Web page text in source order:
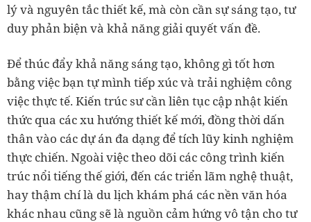
lý và nguyên tắc thiết kế, mà còn cần sự sáng tạo, tư
duy phản biện và khả năng giải quyết vấn đề.
Để thúc đẩy khả năng sáng tạo, không gì tốt hơn
bằng việc bạn tự mình tiếp xúc và trải nghiệm công
việc thực tế. Kiến trúc sư cần liên tục cập nhật kiến
thức qua các xu hướng thiết kế mới, đồng thời dấn
thân vào các dự án đa dạng để tích lũy kinh nghiệm
thực chiến. Ngoài việc theo dõi các công trình kiến
trúc nổi tiếng thế giới, đến các triển lãm nghệ thuật,
hay thậm chí là du lịch khám phá các nền văn hóa
khác nhau cũng sẽ là nguồn cảm hứng vô tận cho tư